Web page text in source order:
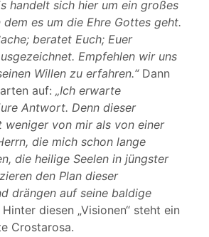
handelt sich hier um ein großes
dem es um die Ehre Gottes geht.
beratet Euch; Euer
Empfehlen wir uns
Willen zu erfahren.“Dann
auf: „Ich erwarte
Antwort. Denn dieser
weniger von mir als von einer
die mich schon lange
die heilige Seelen in jüngster
den Plan dieser
drängen auf seine baldige
Hinter diesen „Visionen“ steht ein
Crostarosa.